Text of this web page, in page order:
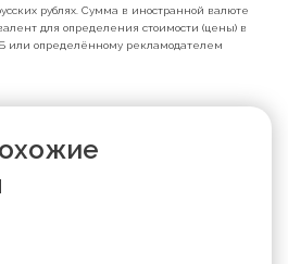
рублях. Сумма в иностранной валюте
для определения стоимости (цены) в
или определённому рекламодателем